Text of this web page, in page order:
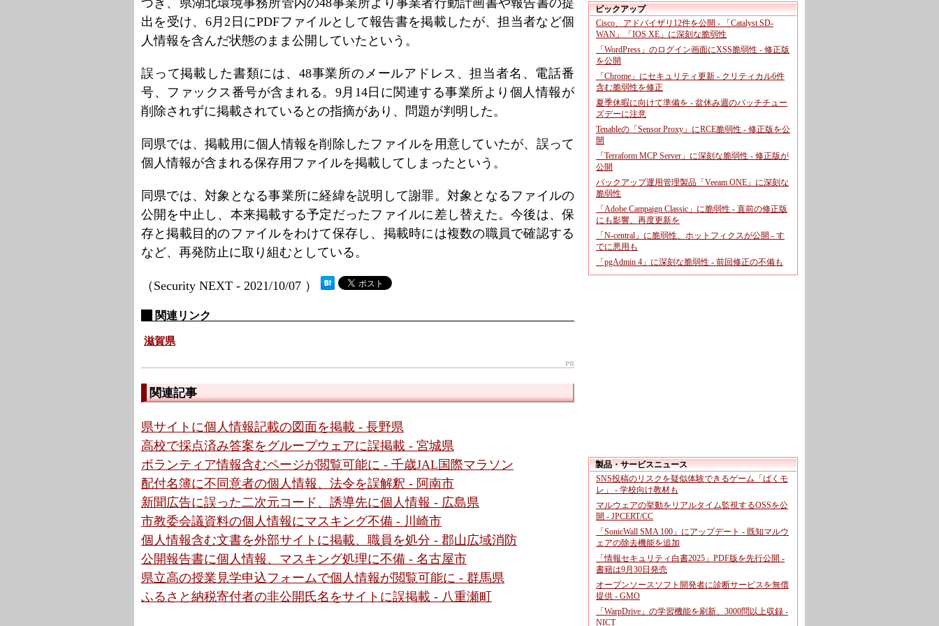
づき、県湖北環境事務所管内の48事業所より事業者行動計画書や報告書の提
出を受け、6月2日にPDFファイルとして報告書を掲載したが、担当者など個
人情報を含んだ状態のまま公開していたという。
誤って掲載した書類には、48事業所のメールアドレス、担当者名、電話番
号、ファックス番号が含まれる。9月14日に関連する事業所より個人情報が
削除されずに掲載されているとの指摘があり、問題が判明した。
同県では、掲載用に個人情報を削除したファイルを用意していたが、誤って
個人情報が含まれる保存用ファイルを掲載してしまったという。
同県では、対象となる事業所に経緯を説明して謝罪。対象となるファイルの
公開を中止し、本来掲載する予定だったファイルに差し替えた。今後は、保
存と掲載目的のファイルをわけて保存し、掲載時には複数の職員で確認する
など、再発防止に取り組むとしている。
（Security NEXT - 2021/10/07 ）
関連リンク
滋賀県
PR
関連記事
県サイトに個人情報記載の図面を掲載 - 長野県
高校で採点済み答案をグループウェアに誤掲載 - 宮城県
ボランティア情報含むページが閲覧可能に - 千歳JAL国際マラソン
配付名簿に不同意者の個人情報、法令を誤解釈 - 阿南市
新聞広告に誤った二次元コード、誘導先に個人情報 - 広島県
市教委会議資料の個人情報にマスキング不備 - 川崎市
個人情報含む文書を外部サイトに掲載、職員を処分 - 郡山広域消防
公開報告書に個人情報、マスキング処理に不備 - 名古屋市
県立高の授業見学申込フォームで個人情報が閲覧可能に - 群馬県
ふるさと納税寄付者の非公開氏名をサイトに誤掲載 - 八重瀬町
ピックアップ
Cisco、アドバイザリ12件を公開 - 「Catalyst SD-
WAN」「IOS XE」に深刻な脆弱性
「WordPress」のログイン画面にXSS脆弱性 - 修正版
を公開
「Chrome」にセキュリティ更新 - クリティカル6件
含む脆弱性を修正
夏季休暇に向けて準備を - 盆休み週のパッチチュー
ズデーに注意
Tenableの「Sensor Proxy」にRCE脆弱性 - 修正版を公
開
「Terraform MCP Server」に深刻な脆弱性 - 修正版が
公開
バックアップ運用管理製品「Veeam ONE」に深刻な
脆弱性
「Adobe Campaign Classic」に脆弱性 - 直前の修正版
にも影響、再度更新を
「N-central」に脆弱性、ホットフィクスが公開 - す
でに悪用も
「pgAdmin 4」に深刻な脆弱性 - 前回修正の不備も
製品・サービスニュース
SNS投稿のリスクを疑似体験できるゲーム「ばくモ
レ」 - 学校向け教材も
マルウェアの挙動をリアルタイム監視するOSSを公
開 - JPCERT/CC
「SonicWall SMA 100」にアップデート - 既知マルウ
ェアの除去機能を追加
「情報セキュリティ白書2025」PDF版を先行公開 -
書籍は9月30日発売
オープンソースソフト開発者に診断サービスを無償
提供 - GMO
「WarpDrive」の学習機能を刷新、3000問以上収録 -
NICT